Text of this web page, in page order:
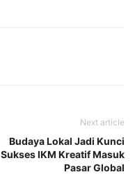
Next article
Budaya Lokal Jadi Kunci
Sukses IKM Kreatif Masuk
Pasar Global